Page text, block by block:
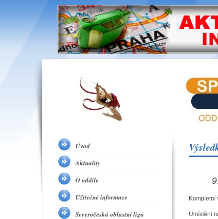
Kompletní
Umístění
Úvod
Aktuality
O oddíle
Užitečné informace
Severočeská oblastní liga